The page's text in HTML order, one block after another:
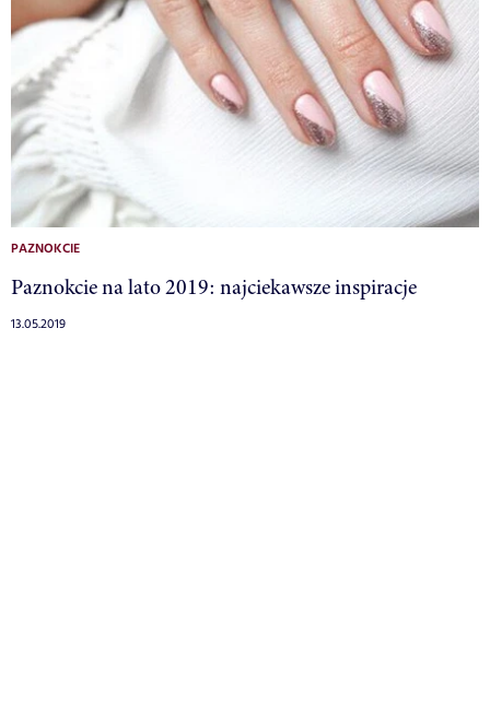
PAZNOKCIE
Paznokcie na lato 2019: najciekawsze inspiracje
13.05.2019